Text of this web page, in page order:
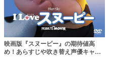
映画版『スヌーピー』の期待値高
め！あらすじや吹き替え声優キャス